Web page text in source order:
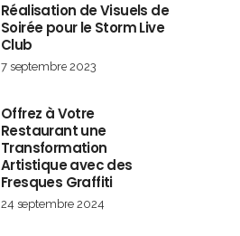
Réalisation de Visuels de
Soirée pour le Storm Live
Club
7 septembre 2023
Offrez à Votre
Restaurant une
Transformation
Artistique avec des
Fresques Graffiti
24 septembre 2024